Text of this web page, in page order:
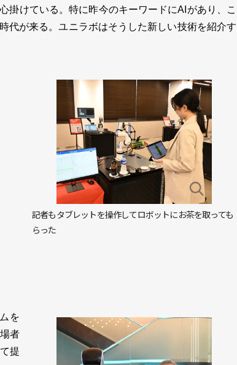
掛けている。特に昨今のキーワードにAIがあり、こ
代が来る。ユニラボはそうした新しい技術を紹介す
記者もタブレットを操作してロボットにお茶を取っても
らった
を
者
提